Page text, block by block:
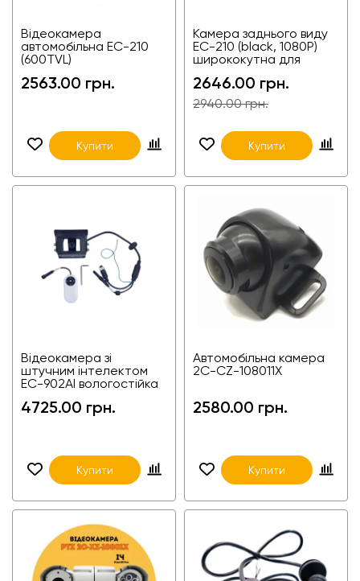
Відеокамера
автомобільна ЕС-210
(600TVL)
2563.00 грн.
Купити
Камера заднього виду
EC-210 (black, 1080P)
ширококутна для
2646.00 грн.
2940.00 грн.
Купити
Відеокамера зі
штучним інтелектом
EC-902AI вологостійка
фур, автомобільна
4725.00 грн.
Купити
Автомобільна камера
2C-CZ-108011X
2580.00 грн.
Купити